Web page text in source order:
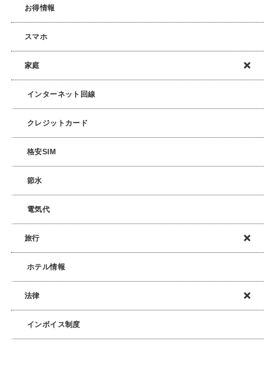
お得情報
スマホ
家庭
インターネット回線
クレジットカード
格安SIM
節水
電気代
旅行
ホテル情報
法律
インボイス制度